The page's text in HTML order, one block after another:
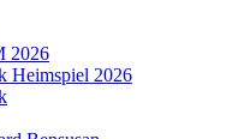
2026
Heimspiel 2026